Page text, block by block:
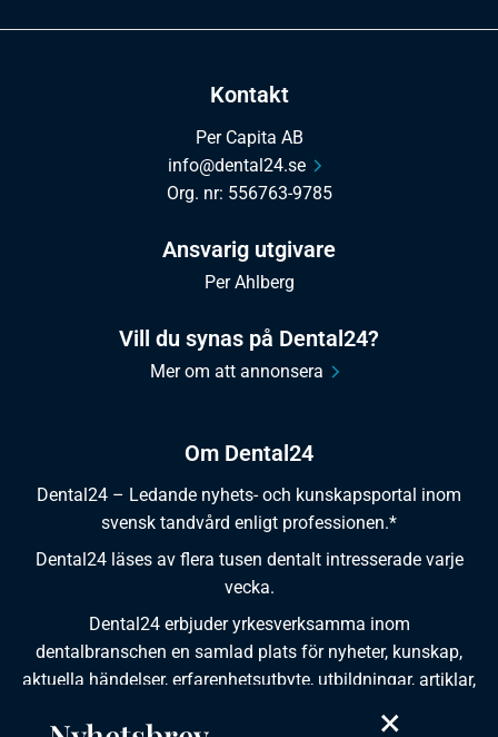
Om Dental24
Dental24 – Ledande nyhets- och kunskapsportal inom
svensk tandvård enligt professionen.*
Dental24 läses av flera tusen dentalt intresserade varje
vecka.
Dental24 erbjuder yrkesverksamma inom
dentalbranschen en samlad plats för nyheter, kunskap,
aktuella händelser, erfarenhetsutbyte, utbildningar, artiklar,
Kontakt
Per Capita AB
info@dental24.se
Org. nr: 556763-9785
Ansvarig utgivare
Per Ahlberg
Vill du synas på Dental24?
Mer om att annonsera
×